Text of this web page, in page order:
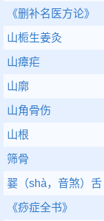
《删补名医方论》
山栀生姜灸
山瘴疟
山廓
山角骨伤
山根
筛骨
翣（shà，音煞）舌
《痧症全书》